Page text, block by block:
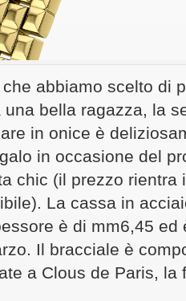
abbiamo scelto di
bella ragazza, la
in onice è
in occasione del
chic (il prezzo rientra
La cassa in
è di mm6,45 ed
Il bracciale è
a Clous de Paris, la